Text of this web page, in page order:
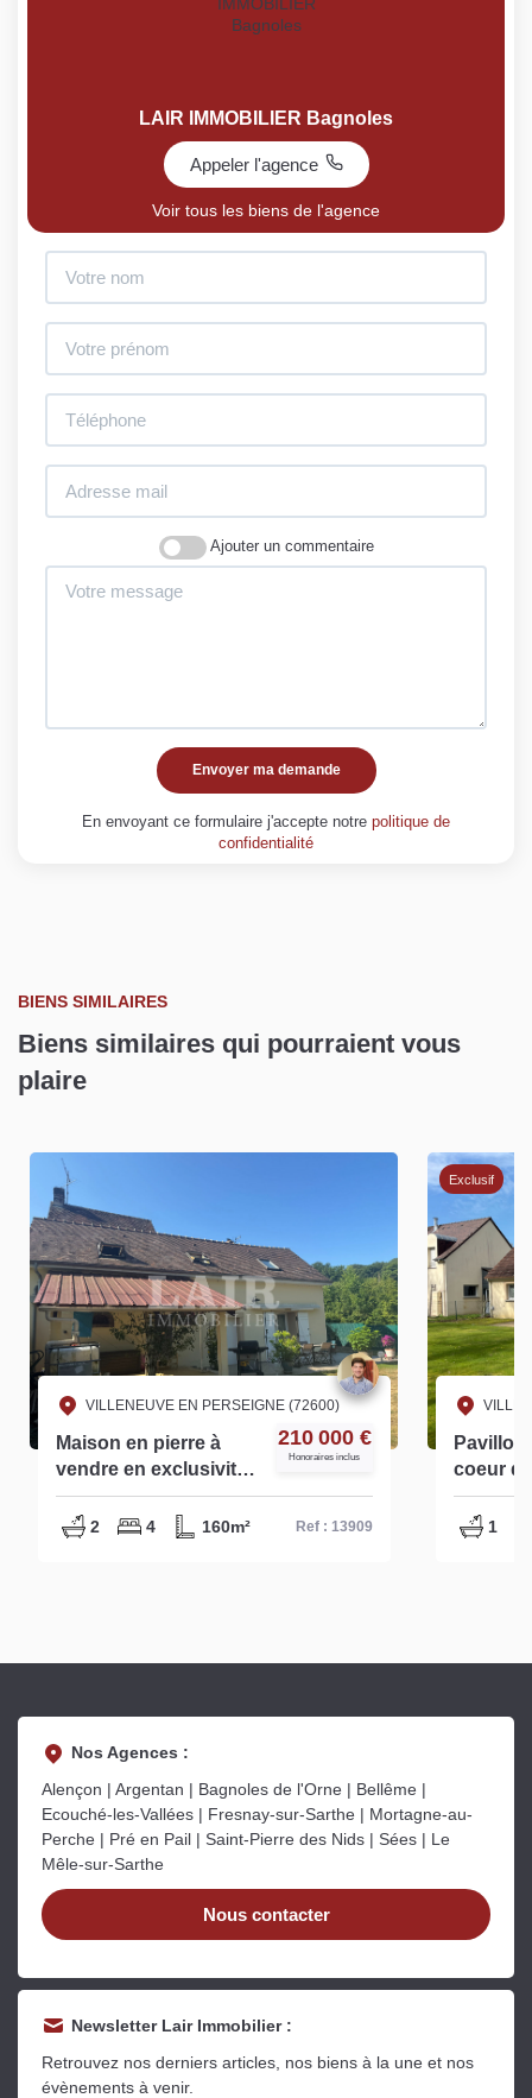
LAIR IMMOBILIER Bagnoles
Appeler l'agence
Voir tous les biens de l'agence
Ajouter un commentaire
Envoyer ma demande
En envoyant ce formulaire j'accepte notre politique de
confidentialité
BIENS SIMILAIRES
Biens similaires qui pourraient vous
plaire
VILLENEUVE EN PERSEIGNE (72600)
Maison en pierre à
vendre en exclusivité
axe Alençon-
Montagne - Réf 13909
210 000 €
Honoraires inclus
2 4 160m² Ref : 13909
Exclusif
Pavillon
coeur
L14968
1
Nos Agences :
Alençon | Argentan | Bagnoles de l'Orne | Bellême |
Ecouché-les-Vallées | Fresnay-sur-Sarthe | Mortagne-au-
Perche | Pré en Pail | Saint-Pierre des Nids | Sées | Le
Mêle-sur-Sarthe
Nous contacter
Newsletter Lair Immobilier :
Retrouvez nos derniers articles, nos biens à la une et nos
évènements à venir.